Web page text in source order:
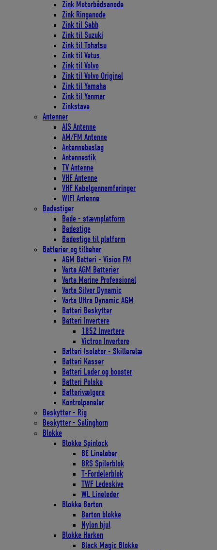
Zink Motorbådsanode
Zink Ringanode
Zink til Sabb
Zink til Suzuki
Zink til Tohatsu
Zink til Vetus
Zink til Volvo
Zink til Volvo Original
Zink til Yamaha
Zink til Yanmar
Zinkstave
Antenner
AIS Antenne
AM/FM Antenne
Antennebeslag
Antennestik
TV Antenne
VHF Antenne
VHF Kabelgennemføringer
WIFI Antenne
Badestiger
Bade - stævnplatform
Badestige
Badestige til platform
Batterier og tilbehør
AGM Batteri - Vision FM
Varta AGM Batterier
Varta Marine Professional
Varta Silver Dynamic
Varta Ultra Dynamic AGM
Batteri Beskytter
Batteri Invertere
1852 Invertere
Victron Invertere
Batteri Isolator - Skillerelæ
Batteri Kasser
Batteri Lader og booster
Batteri Polsko
Batterivælgere
Kontrolpaneler
Beskytter - Rig
Beskytter - Salinghorn
Blokke
Blokke Spinlock
BE Lineløber
BRS Spilerblok
T-Fordelerblok
TWF Ledeskive
WL Lineleder
Blokke Barton
Barton blokke
Nylon hjul
Blokke Harken
Black Magic Blokke